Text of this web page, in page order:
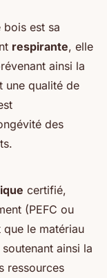
est sa
respirante, elle
ainsi la
une qualité de
des
certifié,
(PEFC ou
que le matériau
ainsi la
ressources